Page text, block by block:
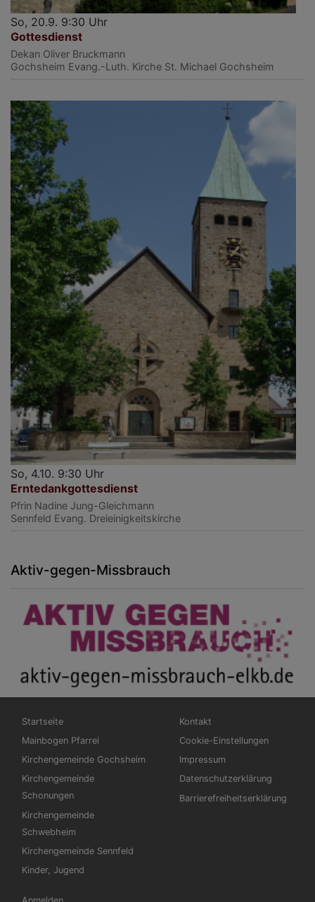
So, 20.9. 9:30 Uhr
Gottesdienst
Dekan Oliver Bruckmann
Gochsheim Evang.-Luth. Kirche St. Michael Gochsheim
So, 4.10. 9:30 Uhr
Erntedankgottesdienst
Pfrin Nadine Jung-Gleichmann
Sennfeld Evang. Dreieinigkeitskirche
Aktiv-gegen-Missbrauch
Hauptnavigation
Startseite
Mainbogen Pfarrei
Kirchengemeinde Gochsheim
Kirchengemeinde
Schonungen
Kirchengemeinde
Schwebheim
Kirchengemeinde Sennfeld
Kinder, Jugend
Fußbereichsmenü
Kontakt
Cookie-Einstellungen
Impressum
Datenschutzerklärung
Barrierefreiheitserklärung
Benutzermenü